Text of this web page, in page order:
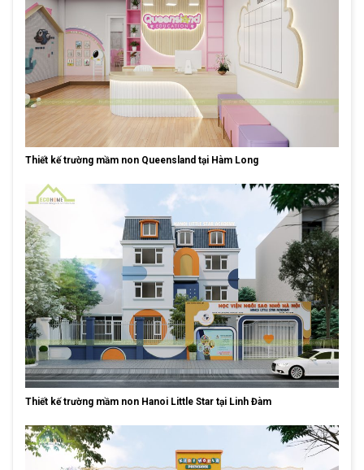
Thiết kế trường mầm non Queensland tại Hàm Long
Thiết kế trường mầm non Hanoi Little Star tại Linh Đàm